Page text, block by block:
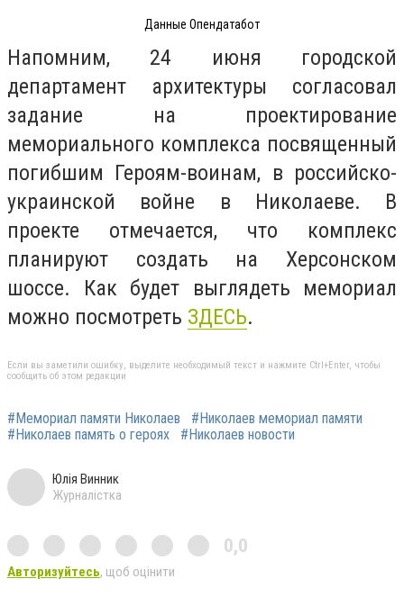
Данные Опендатабот
Напомним, 24 июня городской
департамент архитектуры согласовал
задание на проектирование
мемориального комплекса посвященный
погибшим Героям-воинам, в российско-
украинской войне в Николаеве. В
проекте отмечается, что комплекс
планируют создать на Херсонском
шоссе. Как будет выглядеть мемориал
можно посмотреть ЗДЕСЬ.
Если вы заметили ошибку, выделите необходимый текст и нажмите Ctrl+Enter, чтобы
сообщить об этом редакции
#Мемориал памяти Николаев
#Николаев мемориал памяти
#Николаев память о героях
#Николаев новости
Юлія Винник
Журналістка
0,0
Авторизуйтесь, щоб оцінити